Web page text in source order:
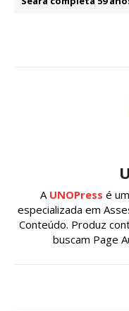
A UNOPress é
especializada em
Conteúdo. Produz
buscam Page